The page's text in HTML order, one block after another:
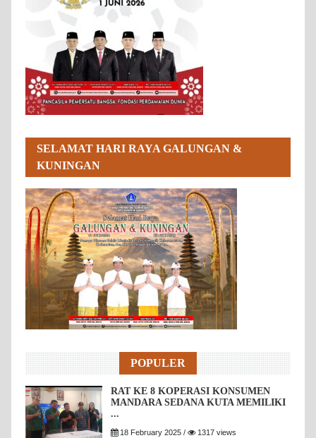
SELAMAT HARI RAYA GALUNGAN &
KUNINGAN
POPULER
RAT KE 8 KOPERASI KONSUMEN
MANDARA SEDANA KUTA MEMILIKI
...
18 February 2025 / 1317 views